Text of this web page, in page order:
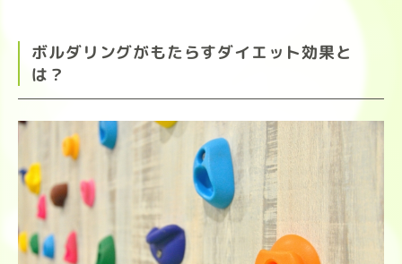
ボルダリングがもたらすダイエット効果と
は？